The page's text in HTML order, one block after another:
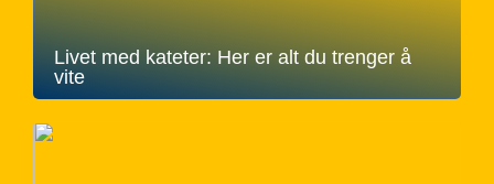
Livet med kateter: Her er alt du trenger å
vite